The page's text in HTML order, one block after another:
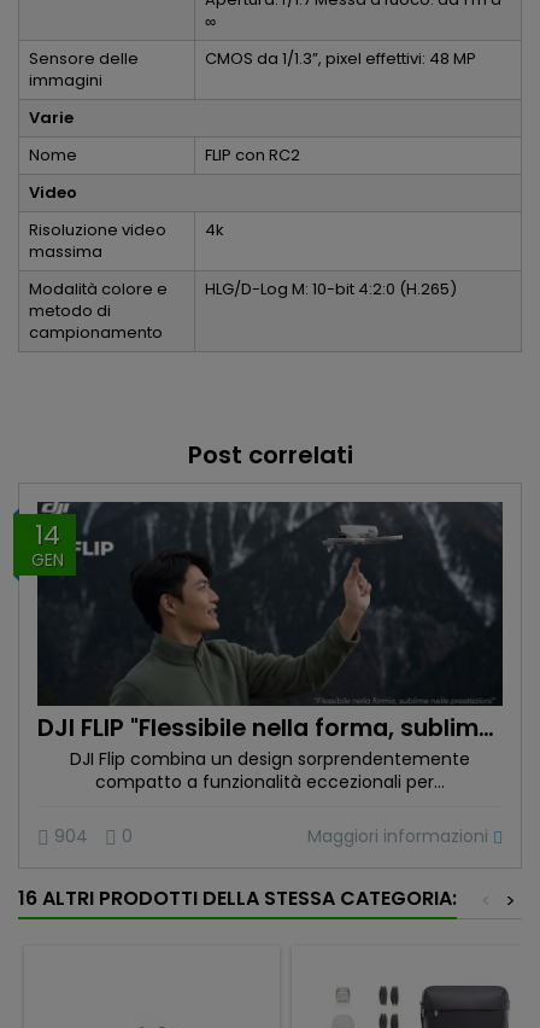
∞
Sensore delle
immagini
CMOS da 1/1.3”, pixel effettivi: 48 MP
Varie
Nome
FLIP con RC2
Video
Risoluzione video
massima
4k
Modalità colore e
metodo di
campionamento
HLG/D-Log M: 10-bit 4:2:0 (H.265)
Post correlati
14
GEN
DJI FLIP "Flessibile nella forma, sublime nelle prestazioni"
DJI Flip combina un design sorprendentemente
compatto a funzionalità eccezionali per...
904 0 Maggiori informazioni
16 ALTRI PRODOTTI DELLA STESSA CATEGORIA: >
<